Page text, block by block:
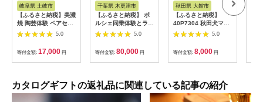
岐阜県 土岐市
【ふるさと納税】美濃
焼 陶芸体験 ペアセッ
ト ひとり500gずつ
【はまぐり窯】
[MGG006]
5.0
寄付金額: 17,000 円
千葉県 木更津市
【ふるさと納税】 ポ
ルシェ同乗体験とラン
チ ペアチケット
（911カレラ）KE008
5.0
寄付金額: 80,000 円
秋田県 大館市
【ふるさと納税】
40P7304 秋田犬マサ
ルハンドパペット
5.0
寄付金額: 8,000 円
カタログギフトの返礼品に関連している記事の紹介